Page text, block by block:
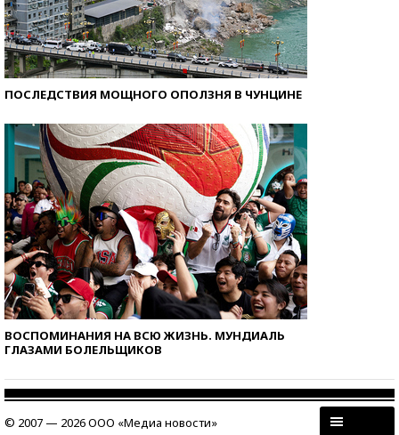
ПОСЛЕДСТВИЯ МОЩНОГО ОПОЛЗНЯ В ЧУНЦИНЕ
ВОСПОМИНАНИЯ НА ВСЮ ЖИЗНЬ. МУНДИАЛЬ
ГЛАЗАМИ БОЛЕЛЬЩИКОВ
© 2007 — 2026 ООО «Медиа новости»